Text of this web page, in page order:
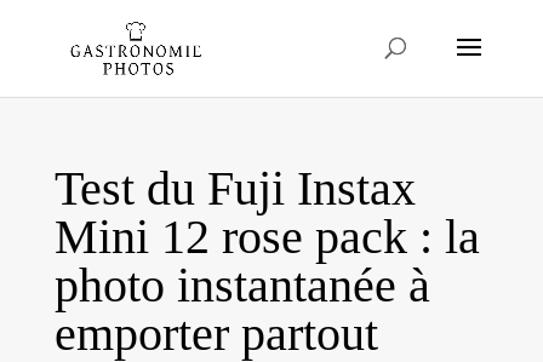
Test du Fuji Instax
Mini 12 rose pack : la
photo instantanée à
emporter partout